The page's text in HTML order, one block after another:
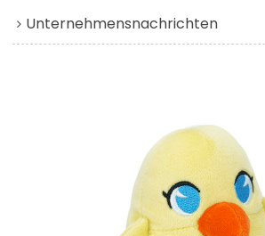
Unternehmensnachrichten